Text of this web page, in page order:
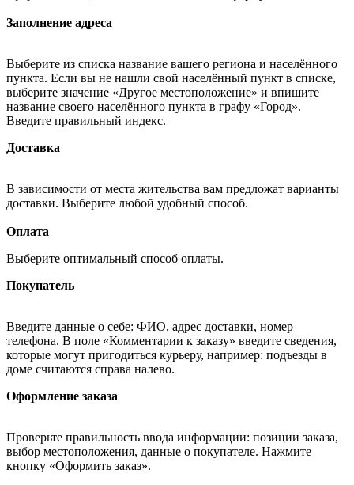
Заполнение адреса
Выберите из списка название вашего региона и населённого
пункта. Если вы не нашли свой населённый пункт в списке,
выберите значение «Другое местоположение» и впишите
название своего населённого пункта в графу «Город».
Введите правильный индекс.
Доставка
В зависимости от места жительства вам предложат варианты
доставки. Выберите любой удобный способ.
Оплата
Выберите оптимальный способ оплаты.
Покупатель
Введите данные о себе: ФИО, адрес доставки, номер
телефона. В поле «Комментарии к заказу» введите сведения,
которые могут пригодиться курьеру, например: подъезды в
доме считаются справа налево.
Оформление заказа
Проверьте правильность ввода информации: позиции заказа,
выбор местоположения, данные о покупателе. Нажмите
кнопку «Оформить заказ».